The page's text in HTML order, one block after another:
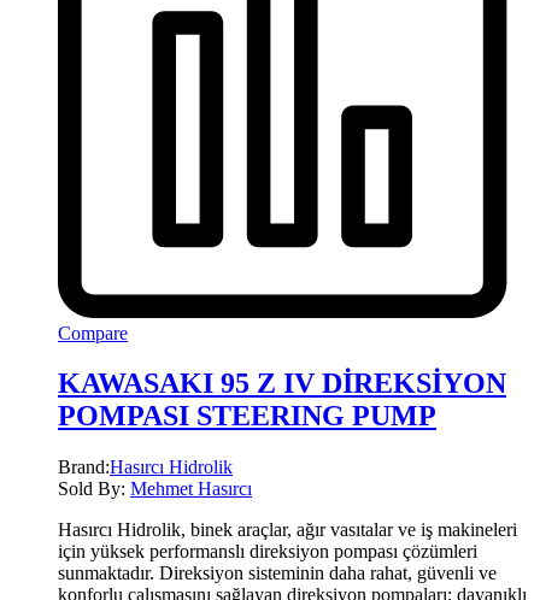
Compare
KAWASAKI 95 Z IV DİREKSİYON
POMPASI STEERING PUMP
Brand:Hasırcı Hidrolik
Sold By: Mehmet Hasırcı
Hasırcı Hidrolik, binek araçlar, ağır vasıtalar ve iş makineleri
için yüksek performanslı direksiyon pompası çözümleri
sunmaktadır. Direksiyon sisteminin daha rahat, güvenli ve
konforlu çalışmasını sağlayan direksiyon pompaları; dayanıklı